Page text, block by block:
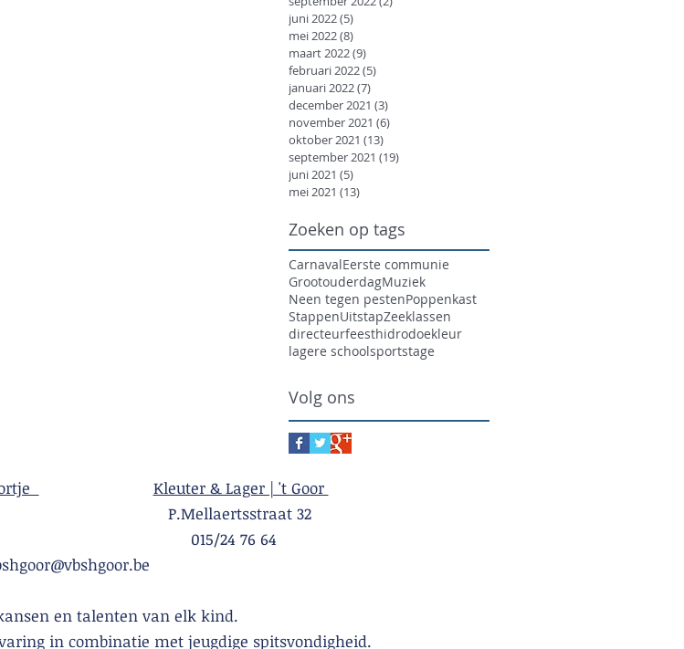
juni 2022(5)
mei 2022(8)
maart 2022(9)
februari 2022(5)
januari 2022(7)
december 2021 (3)
november 2021 (6)
oktober 2021 (13)
september 2021 (19)
juni 2021 (5)
mei 2021 (13)
Zoeken op tags
CarnavalEerste communie
GrootouderdagMuziek
Neen tegen pestenPoppenkast
StappenUitstapZeeklassen
directeurfeesthidrodoekleur
lagere schoolsportstage
Volg ons
Kleuter & Lager | 't Goor
6 P.Mellaertsstraat 32
40 015/24 76 64
en talenten van elk kind.
in combinatie met jeugdige spitsvondigheid.